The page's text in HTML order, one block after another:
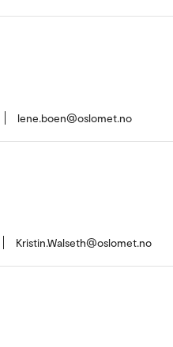
lene.boen@oslomet.no
Kristin.Walseth@oslomet.no